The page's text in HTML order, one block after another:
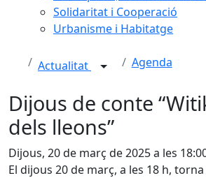
Solidaritat i Cooperació
Urbanisme i Habitatge
Actualitat Agenda
Dijous de conte
dels lleons”
Dijous, 20 de març de 2025 a les
El dijous 20 de març, a les 18 h,